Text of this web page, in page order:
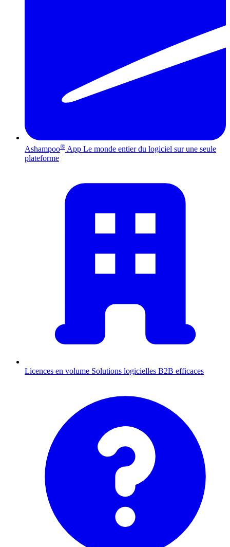
Ashampoo® App Le monde entier du logiciel sur une seule
plateforme
Licences en volume Solutions logicielles B2B efficaces